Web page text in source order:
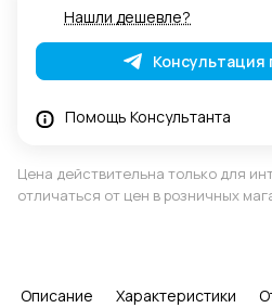
Нашли дешевле?
Консультация
Помощь Консультанта
Цена действительна только для
отличаться от цен в розничных
Описание Характеристики